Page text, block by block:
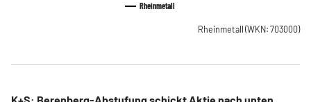
Rheinmetall
Rheinmetall (WKN: 703000)